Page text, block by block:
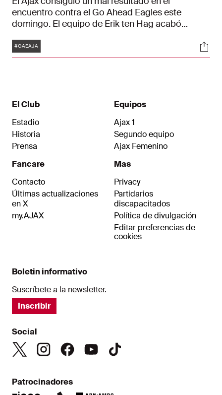
encuentro contra el Go Ahead Eagles este
domingo. El equipo de Erik ten Hag acabó
clasificado de la Liga Neerlandesa. La ventaja
sobre el segundo clasificado, el PSV Eindhoven,
Etiquetas
#GAEAJA
El Club
Estadio
Historia
Prensa
Fancare
Contacto
Últimas actualizaciones
en X
my.AJAX
Equipos
Ajax 1
Segundo equipo
Ajax Femenino
Mas
Privacy
Partidarios
discapacitados
Política de divulgación
Editar preferencias de
cookies
Boletin informativo
Suscríbete a la newsletter.
Inscribir
Social
Patrocinadores